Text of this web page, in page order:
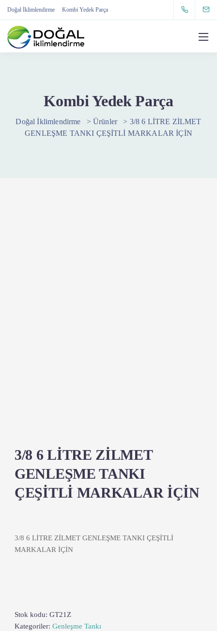
Doğal İklimlendirme Kombi Yedek Parça
Kombi Yedek Parça
Doğal İklimlendirme >Ürünler > 3/8 6 LİTRE ZİLMET
GENLEŞME TANKI ÇEŞİTLİ MARKALAR İÇİN
3/8 6 LİTRE ZİLMET
GENLEŞME TANKI
ÇEŞİTLİ MARKALAR İÇİN
3/8 6 LİTRE ZİLMET GENLEŞME TANKI ÇEŞİTLİ
MARKALAR İÇİN
Stok kodu: GT21Z
Kategoriler: Genleşme Tankı